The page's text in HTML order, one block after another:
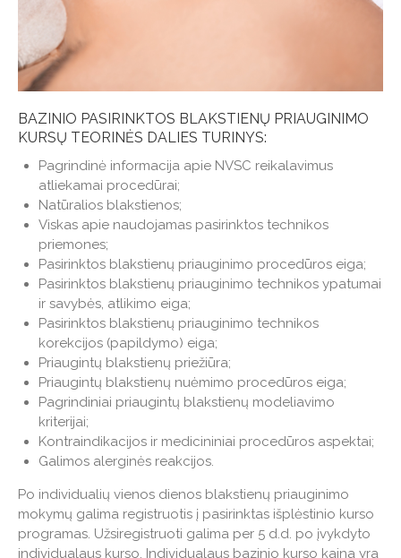
BAZINIO PASIRINKTOS BLAKSTIENŲ PRIAUGINIMO
KURSŲ TEORINĖS DALIES TURINYS:
Pagrindinė informacija apie NVSC reikalavimus
atliekamai procedūrai;
Natūralios blakstienos;
Viskas apie naudojamas pasirinktos technikos
priemones;
Pasirinktos blakstienų priauginimo procedūros eiga;
Pasirinktos blakstienų priauginimo technikos ypatumai
ir savybės, atlikimo eiga;
Pasirinktos blakstienų priauginimo technikos
korekcijos (papildymo) eiga;
Priaugintų blakstienų priežiūra;
Priaugintų blakstienų nuėmimo procedūros eiga;
Pagrindiniai priaugintų blakstienų modeliavimo
kriterijai;
Kontraindikacijos ir medicininiai procedūros aspektai;
Galimos alerginės reakcijos.
Po individualių vienos dienos blakstienų priauginimo
mokymų galima registruotis į pasirinktas išplėstinio kurso
programas. Užsiregistruoti galima per 5 d.d. po įvykdyto
individualaus kurso. Individualaus bazinio kurso kaina yra